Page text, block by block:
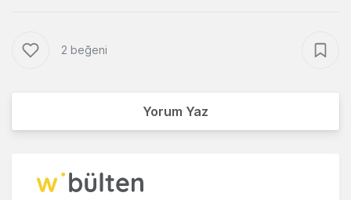
2 beğeni
Yorum Yaz